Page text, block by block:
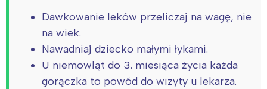
Dawkowanie leków przeliczaj na wagę, nie
na wiek.
Nawadniaj dziecko małymi łykami.
U niemowląt do 3. miesiąca życia każda
gorączka to powód do wizyty u lekarza.